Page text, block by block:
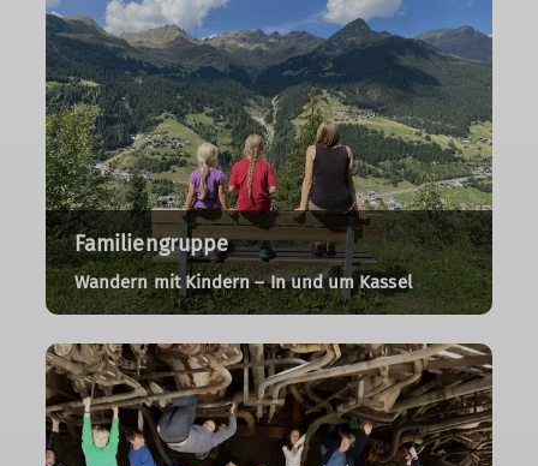
Familiengruppe
Wandern mit Kindern – In und um Kassel